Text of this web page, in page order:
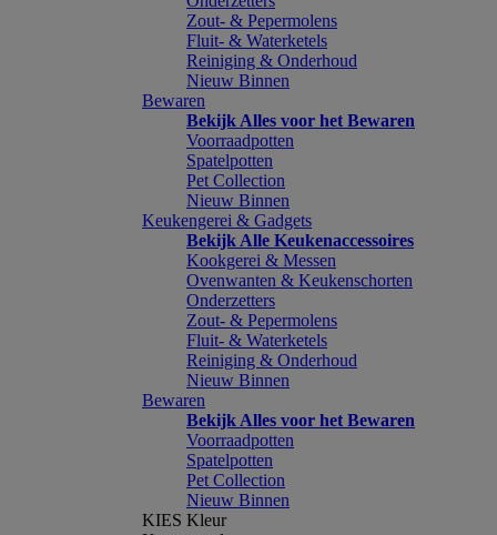
Zout- & Pepermolens
Fluit- & Waterketels
Reiniging & Onderhoud
Nieuw Binnen
Bewaren
Bekijk Alles voor het Bewaren
Voorraadpotten
Spatelpotten
Pet Collection
Nieuw Binnen
Keukengerei & Gadgets
Bekijk Alle Keukenaccessoires
Kookgerei & Messen
Ovenwanten & Keukenschorten
Onderzetters
Zout- & Pepermolens
Fluit- & Waterketels
Reiniging & Onderhoud
Nieuw Binnen
Bewaren
Bekijk Alles voor het Bewaren
Voorraadpotten
Spatelpotten
Pet Collection
Nieuw Binnen
KIES Kleur